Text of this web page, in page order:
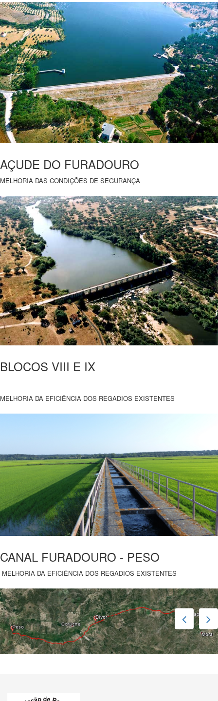
AÇUDE DO FURADOURO
MELHORIA DAS CONDIÇÕES DE SEGURANÇA
BLOCOS VIII E IX
MELHORIA DA EFICIÊNCIA DOS REGADIOS EXISTENTES
CANAL FURADOURO - PESO
MELHORIA DA EFICIÊNCIA DOS REGADIOS EXISTENTES